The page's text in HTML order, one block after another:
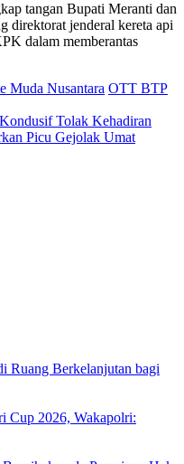
tangan Bupati Meranti dan
direktorat jenderal kereta api
dalam memberantas
Muda Nusantara OTT BTP
Tolak Kehadiran
Picu Gejolak Umat
Ruang Berkelanjutan bagi
Cup 2026, Wakapolri: